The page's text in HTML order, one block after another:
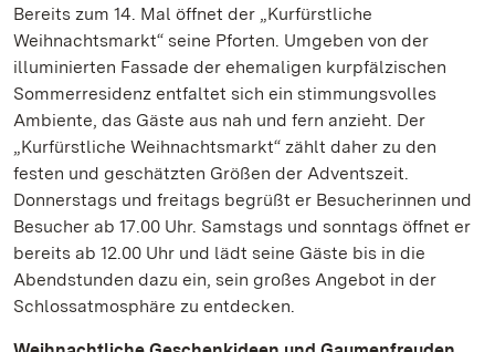
Bereits zum 14. Mal öffnet der „Kurfürstliche
Weihnachtsmarkt“ seine Pforten. Umgeben von der
illuminierten Fassade der ehemaligen kurpfälzischen
Sommerresidenz entfaltet sich ein stimmungsvolles
Ambiente, das Gäste aus nah und fern anzieht. Der
„Kurfürstliche Weihnachtsmarkt“ zählt daher zu den
festen und geschätzten Größen der Adventszeit.
Donnerstags und freitags begrüßt er Besucherinnen und
Besucher ab 17.00 Uhr. Samstags und sonntags öffnet er
bereits ab 12.00 Uhr und lädt seine Gäste bis in die
Abendstunden dazu ein, sein großes Angebot in der
Schlossatmosphäre zu entdecken.